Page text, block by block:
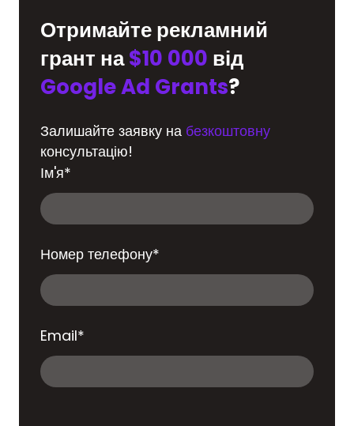
Отримайте рекламний
грант на$10 000 від
Google Ad Grants?
Залишайте заявку на безкоштовну
консультацію!
Ім'я*
Номер телефону*
Email*